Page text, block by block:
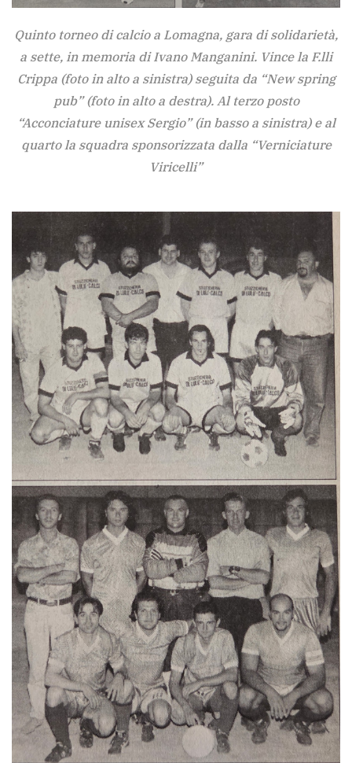
Quinto torneo di calcio a Lomagna, gara di solidarietà,
a sette, in memoria di Ivano Manganini. Vince la F.lli
Crippa (foto in alto a sinistra) seguita da “New spring
pub” (foto in alto a destra). Al terzo posto
“Acconciature unisex Sergio” (in basso a sinistra) e al
quarto la squadra sponsorizzata dalla “Verniciature
Viricelli”